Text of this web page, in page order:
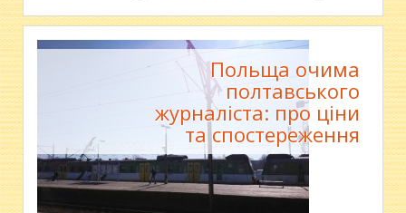
Польща очима
полтавського
журналіста: про ціни
та спостереження